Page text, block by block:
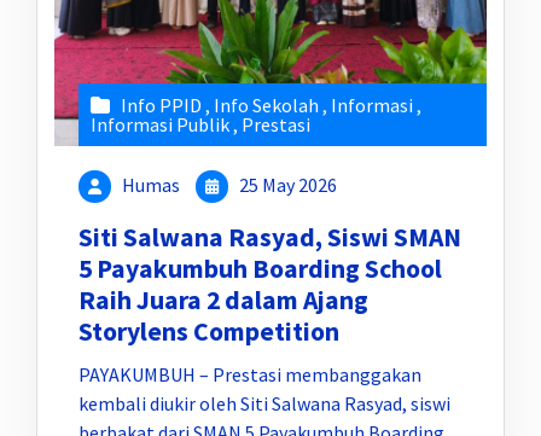
Info PPID , Info Sekolah , Informasi,
Informasi Publik, Prestasi
Humas 25 May 2026
Siti Salwana Rasyad, Siswi SMAN
5 Payakumbuh Boarding School
Raih Juara 2 dalam Ajang
Storylens Competition
PAYAKUMBUH – Prestasi membanggakan
kembali diukir oleh Siti Salwana Rasyad, siswi